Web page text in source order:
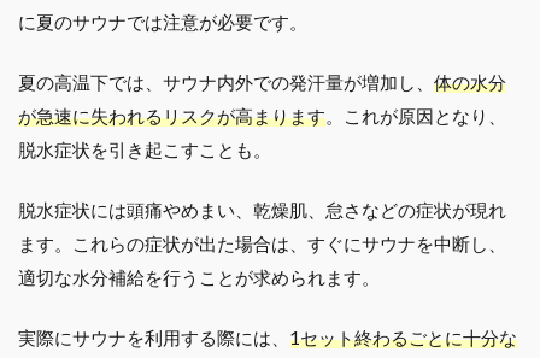
に夏のサウナでは注意が必要です。
夏の高温下では、サウナ内外での発汗量が増加し、 体の水分
が急速に失われるリスクが高まります。これが原因となり、
脱水症状を引き起こすことも。
脱水症状には頭痛やめまい、乾燥肌、怠さなどの症状が現れ
ます。これらの症状が出た場合は、すぐにサウナを中断し、
適切な水分補給を行うことが求められます。
実際にサウナを利用する際には、 1セット終わるごとに十分な